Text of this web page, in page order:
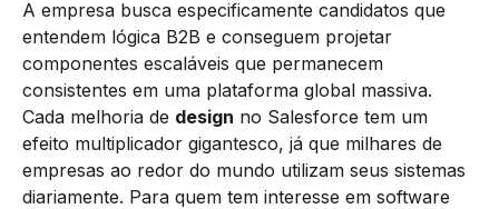
A empresa busca especificamente candidatos que
entendem lógica B2B e conseguem projetar
componentes escaláveis que permanecem
consistentes em uma plataforma global massiva.
Cada melhoria de design no Salesforce tem um
efeito multiplicador gigantesco, já que milhares de
empresas ao redor do mundo utilizam seus sistemas
diariamente. Para quem tem interesse em software